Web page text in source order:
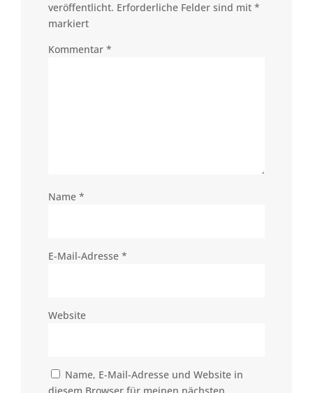
veröffentlicht. Erforderliche Felder sind mit *
markiert
Kommentar *
Name *
E-Mail-Adresse *
Website
Name, E-Mail-Adresse und Website in